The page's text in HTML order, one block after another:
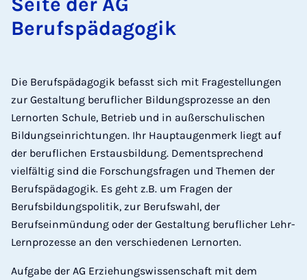
Berufspädagogik
Die Berufspädagogik befasst sich mit Fragestellungen
zur Gestaltung beruflicher Bildungsprozesse an den
Lernorten Schule, Betrieb und in außerschulischen
Bildungseinrichtungen. Ihr Hauptaugenmerk liegt auf
der beruflichen Erstausbildung. Dementsprechend
vielfältig sind die Forschungsfragen und Themen der
Berufspädagogik. Es geht z.B. um Fragen der
Berufsbildungspolitik, zur Berufswahl, der
Berufseinmündung oder der Gestaltung beruflicher Lehr-
Lernprozesse an den verschiedenen Lernorten.
Aufgabe der AG Erziehungswissenschaft mit dem